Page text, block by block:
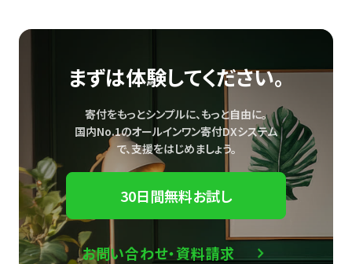
まずは体験してください。
寄付をもっとシンプルに、もっと自由に。
国内No.1のオールインワン寄付DXシステム
で、支援をはじめましょう。
30日間無料お試し
お問い合わせ・資料請求